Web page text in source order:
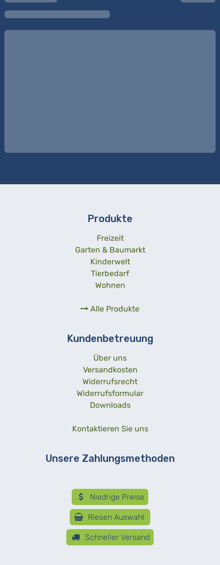
Produkte
Freizeit
Garten & Baumarkt
Kinderwelt
Tierbedarf
Wohnen
Alle Produkte
Kundenbetreuung
Über uns
Versandkosten
Widerrufsrecht
Widerrufsformular
Downloads
Kontaktieren Sie uns
Unsere Zahlungsmethoden
Niedrige Preise
Riesen Auswahl
Schneller Versand